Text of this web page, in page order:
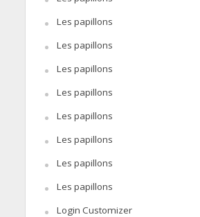
Les papillons
Les papillons
Les papillons
Les papillons
Les papillons
Les papillons
Les papillons
Les papillons
Login Customizer